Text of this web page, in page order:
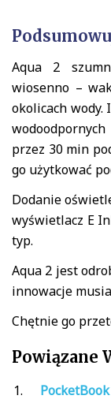
Aqua 2
wiosenno –
okolicach wody.
przez 30 min
go użytkować
Dodanie
wyświetlacz E
typ.
Aqua 2 jest
innowacje
Chętnie go
Powiązane